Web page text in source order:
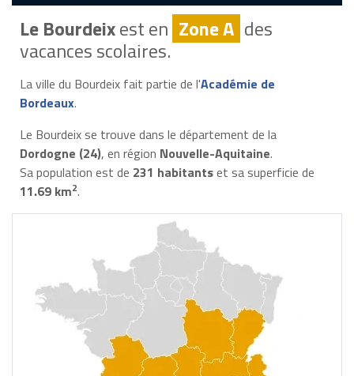
Le Bourdeixest en Zone A des
vacances scolaires.
La ville du Bourdeix fait partie de l'Académie de
Bordeaux.
Le Bourdeix se trouve dans le département de la
Dordogne (24), en région Nouvelle-Aquitaine.
Sa population est de 231 habitantset sa superficie de
11.69 km2.